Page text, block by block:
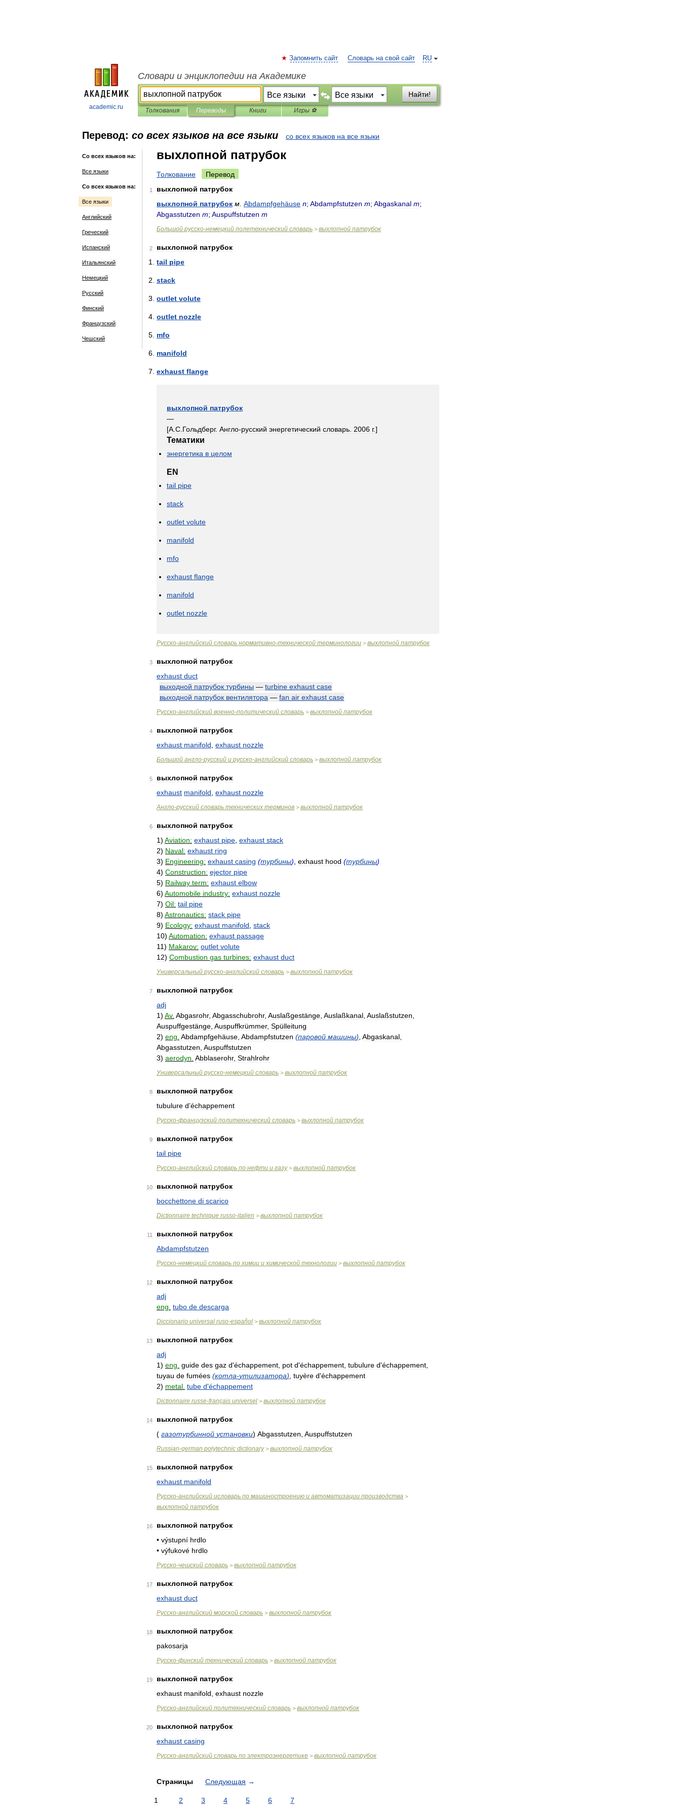
academic.ru
RU
Запомнить сайт Словарь на свой сайт
Словари и энциклопедии на Академике
Найти!
Толкования Переводы Книги Игры ⚽
Перевод: со всех языков на все языки со всех языков на все языки
Со всех языков на:
Все языки
Со всех языков на:
Все языки
Английский
Греческий
Испанский
Итальянский
Немецкий
Русский
Финский
Французский
Чешский
выхлопной патрубок
Толкование Перевод
1 выхлопной патрубок
выхлопной патрубок м Abdampfgehäuse n; Abdampfstutzen m; Abgaskanal m;
Abgasstutzen m; Auspuffstutzen m
Большой русско-немецкий полетехнический словарь > выхлопной патрубок
2 выхлопной патрубок
tail pipe
stack
outlet volute
outlet nozzle
mfo
manifold
exhaust flange
выхлопной патрубок
—
[А С Гольдберг. Англо-русский энергетический словарь 2006 г.]
Тематики
энергетика в целом
EN
tail pipe
stack
outlet volute
manifold
mfo
exhaust flange
manifold
outlet nozzle
Русско-английский словарь нормативно-технической терминологии > выхлопной патрубок
3 выхлопной патрубок
exhaust duct
выходной патрубок турбины — turbine exhaust case
выходной патрубок вентилятора — fan air exhaust case
Русско-английский военно-политический словарь > выхлопной патрубок
4 выхлопной патрубок
exhaust manifold exhaust nozzle
Большой англо-русский и русско-английский словарь > выхлопной патрубок
5 выхлопной патрубок
exhaust manifold exhaust nozzle
Англо-русский словарь технических терминов > выхлопной патрубок
6 выхлопной патрубок
1) Aviation: exhaust pipe exhaust stack
2) Naval: exhaust ring
3) Engineering: exhaust casing (турбины) exhaust hood (турбины)
4) Construction: ejector pipe
5) Railway term: exhaust elbow
6) Automobile industry: exhaust nozzle
7) Oil: tail pipe
8) Astronautics: stack pipe
9) Ecology: exhaust manifold stack
10) Automation: exhaust passage
11) Makarov: outlet volute
12) Combustion gas turbines: exhaust duct
Универсальный русско-английский словарь > выхлопной патрубок
7 выхлопной патрубок
adj
1) Av. Abgasrohr, Abgasschubrohr, Auslaßgestänge Auslaßkanal Auslaßstutzen
Auspuffgestänge Auspuffkrümmer, Spülleitung
2) eng Abdampfgehäuse Abdampfstutzen (паровой машины) Abgaskanal
Abgasstutzen Auspuffstutzen
3) aerodyn Abblaserohr, Strahlrohr
Универсальный русско-немецкий словарь > выхлопной патрубок
8 выхлопной патрубок
tubulure d’échappement
Русско-французский политехнический словарь > выхлопной патрубок
9 выхлопной патрубок
tail pipe
Русско-английский словарь по нефти и газу> выхлопной патрубок
10 выхлопной патрубок
bocchettone di scarico
Dictionnaire technique russo-italien > выхлопной патрубок
11 выхлопной патрубок
Abdampfstutzen
Русско-немецкий словарь по химии и химической технологии > выхлопной патрубок
12 выхлопной патрубок
adj
eng tubo de descarga
Diccionario universal ruso-español > выхлопной патрубок
13 выхлопной патрубок
adj
1) eng guide des gaz d'échappement pot d'échappement tubulure d'échappement
tuyau de fumées (котла-утилизатора) tuyère d'échappement
2) metal tube d'échappement
Dictionnaire russe-français universel > выхлопной патрубок
14 выхлопной патрубок
( газотурбинной установки) Abgasstutzen Auspuffstutzen
Russian-german polytechnic dictionary> выхлопной патрубок
15 выхлопной патрубок
exhaust manifold
Русско-английский исловарь по машиностроению и автоматизации производства >
выхлопной патрубок
16 выхлопной патрубок
• výstupní hrdlo
• výfukové hrdlo
Русско-чешский словарь > выхлопной патрубок
17 выхлопной патрубок
exhaust duct
Русско-английский морской словарь > выхлопной патрубок
18 выхлопной патрубок
pakosarja
Русско-финский технический словарь > выхлопной патрубок
19 выхлопной патрубок
exhaust manifold exhaust nozzle
Русско-английский политехнический словарь > выхлопной патрубок
20 выхлопной патрубок
exhaust casing
Русско-английский словарь по электроэнергетике > выхлопной патрубок
Страницы Следующая →
1 2 3 4 5 6 7